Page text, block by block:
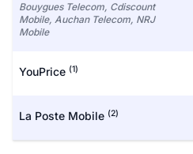
Bouygues Telecom, Cdiscount
Mobile, Auchan Telecom, NRJ
Mobile
YouPrice (1)
La Poste Mobile (2)